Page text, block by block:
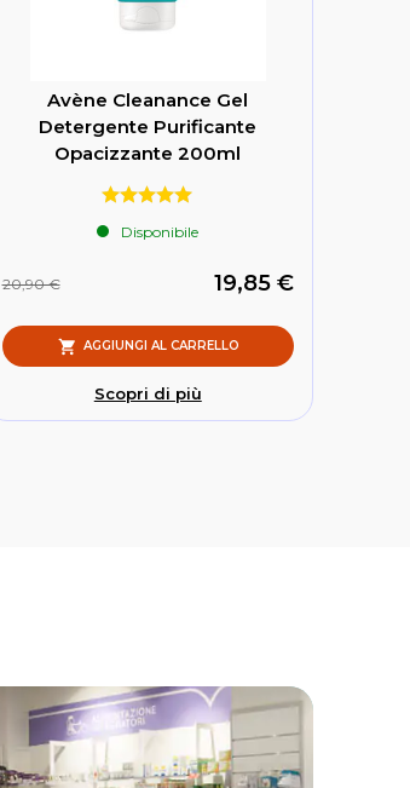
Avène Cleanance Gel
Detergente Purificante
Opacizzante 200ml
Disponibile
19,85 €
20,90 €
AGGIUNGI AL CARRELLO
Scopri di più